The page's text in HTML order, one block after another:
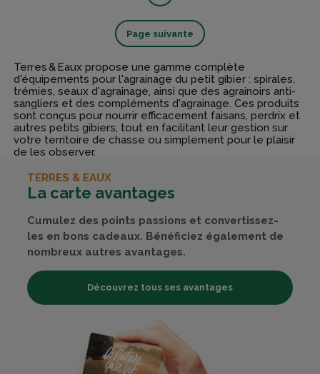
Page suivante
Terres & Eaux propose une gamme complète
d'équipements pour l'agrainage du petit gibier : spirales,
trémies, seaux d'agrainage, ainsi que des agrainoirs anti-
sangliers et des compléments d'agrainage. Ces produits
sont conçus pour nourrir efficacement faisans, perdrix et
autres petits gibiers, tout en facilitant leur gestion sur
votre territoire de chasse ou simplement pour le plaisir
de les observer.
TERRES & EAUX
La carte avantages
Cumulez des points passions et convertissez-
les en bons cadeaux. Bénéficiez également de
nombreux autres avantages.
Découvrez tous ses avantages